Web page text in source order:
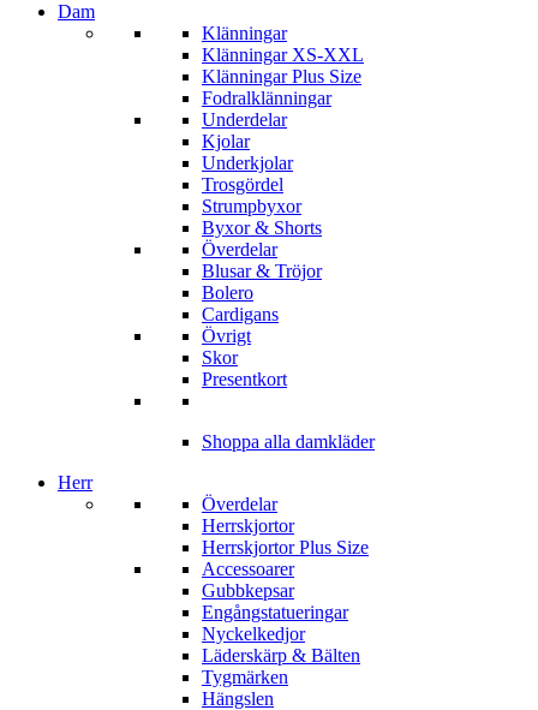
Dam
Klänningar
Klänningar XS-XXL
Klänningar Plus Size
Fodralklänningar
Underdelar
Kjolar
Underkjolar
Trosgördel
Strumpbyxor
Byxor & Shorts
Överdelar
Blusar & Tröjor
Bolero
Cardigans
Övrigt
Skor
Presentkort
Shoppa alla damkläder
Herr
Överdelar
Herrskjortor
Herrskjortor Plus Size
Accessoarer
Gubbkepsar
Engångstatueringar
Nyckelkedjor
Läderskärp & Bälten
Tygmärken
Hängslen